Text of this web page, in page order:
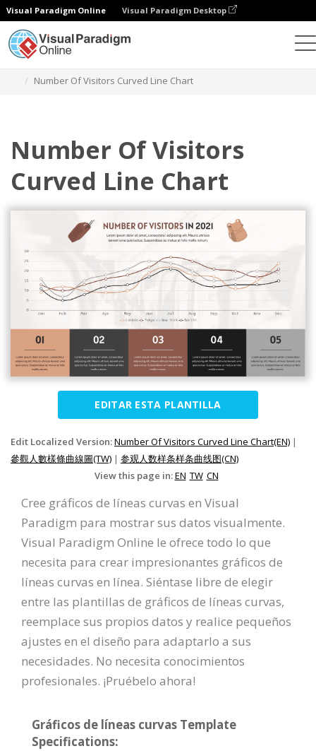
Visual Paradigm Online Visual Paradigm Desktop
Number Of Visitors Curved Line Chart
Number Of Visitors
Curved Line Chart
EDITAR ESTA PLANTILLA
Edit Localized Version:Number Of Visitors Curved Line Chart(EN) |
參觀人數樣條曲線圖(TW) | 参观人数样条样条曲线图(CN)
View this page in:EN TW CN
Cree gráficos de líneas curvas en Visual
Paradigm para mostrar sus datos visualmente.
Visual Paradigm Online le ofrece todo lo que
necesita para crear impresionantes gráficos de
líneas curvas en línea. Siéntase libre de elegir
entre las plantillas de gráficos de líneas curvas,
reemplace sus propios datos y realice pequeños
ajustes en el diseño para adaptarlo a sus
necesidades. No necesita conocimientos
profesionales. ¡Pruébelo ahora!
Gráficos de líneas curvas Template
Specifications: